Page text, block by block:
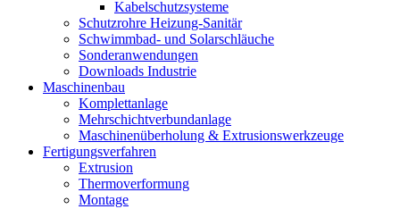
Kabelschutzsysteme
Schutzrohre Heizung-Sanitär
Schwimmbad- und Solarschläuche
Sonderanwendungen
Downloads Industrie
Maschinenbau
Komplettanlage
Mehrschichtverbundanlage
Maschinenüberholung & Extrusionswerkzeuge
Fertigungsverfahren
Extrusion
Thermoverformung
Montage